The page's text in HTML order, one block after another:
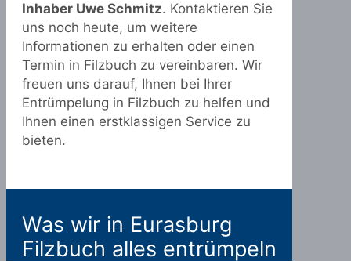
Inhaber Uwe Schmitz. Kontaktieren Sie
uns noch heute, um weitere
Informationen zu erhalten oder einen
Termin in Filzbuch zu vereinbaren. Wir
freuen uns darauf, Ihnen bei Ihrer
Entrümpelung in Filzbuch zu helfen und
Ihnen einen erstklassigen Service zu
bieten.
Was wir in Eurasburg
Filzbuch alles entrümpeln